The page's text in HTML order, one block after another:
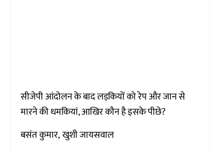
सीजेपी आंदोलन के बाद लड़कियों को रेप और जान से
मारने की धमकियां, आखिर कौन है इसके पीछे?
बसंत कुमार खुशी जायसवाल